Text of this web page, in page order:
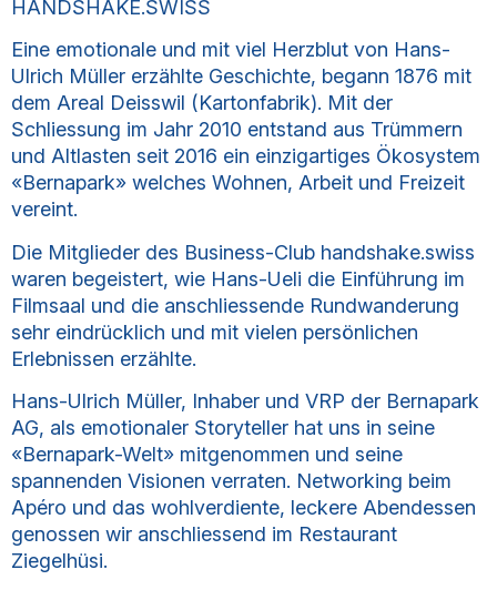
HANDSHAKE.SWISS
Eine emotionale und mit viel Herzblut von Hans-
Ulrich Müller erzählte Geschichte, begann 1876 mit
dem Areal Deisswil (Kartonfabrik). Mit der
Schliessung im Jahr 2010 entstand aus Trümmern
und Altlasten seit 2016 ein einzigartiges Ökosystem
«Bernapark» welches Wohnen, Arbeit und Freizeit
vereint.
Die Mitglieder des Business-Club handshake.swiss
waren begeistert, wie Hans-Ueli die Einführung im
Filmsaal und die anschliessende Rundwanderung
sehr eindrücklich und mit vielen persönlichen
Erlebnissen erzählte.
Hans-Ulrich Müller, Inhaber und VRP der Bernapark
AG, als emotionaler Storyteller hat uns in seine
«Bernapark-Welt» mitgenommen und seine
spannenden Visionen verraten. Networking beim
Apéro und das wohlverdiente, leckere Abendessen
genossen wir anschliessend im Restaurant
Ziegelhüsi.